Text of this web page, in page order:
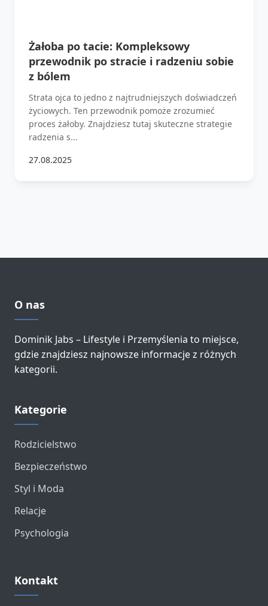
Żałoba po tacie: Kompleksowy
przewodnik po stracie i radzeniu sobie
z bólem
Strata ojca to jedno z najtrudniejszych doświadczeń
życiowych. Ten przewodnik pomoże zrozumieć
proces żałoby. Znajdziesz tutaj skuteczne strategie
radzenia s...
27.08.2025
O nas
Dominik Jabs – Lifestyle i Przemyślenia to miejsce,
gdzie znajdziesz najnowsze informacje z różnych
kategorii.
Kategorie
Rodzicielstwo
Bezpieczeństwo
Styl i Moda
Relacje
Psychologia
Kontakt